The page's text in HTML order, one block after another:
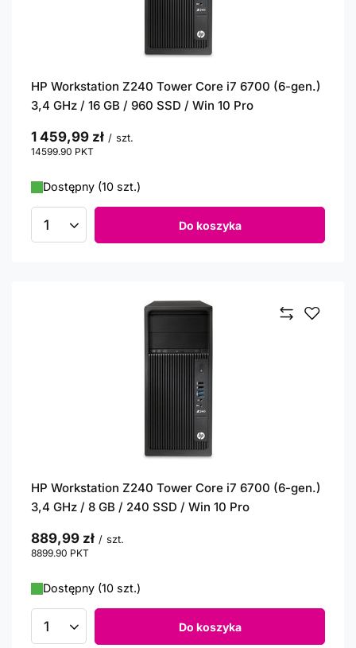
HP Workstation Z240 Tower Core i7 6700 (6-gen.)
3,4 GHz / 16 GB / 960 SSD / Win 10 Pro
1 459,99 zł / szt.
14599.90 PKT
Dostępny (10 szt.)
Ilość produktów Do koszyka
HP Workstation Z240 Tower Core i7 6700 (6-gen.)
3,4 GHz / 8 GB / 240 SSD / Win 10 Pro
889,99 zł / szt.
8899.90 PKT
Dostępny (10 szt.)
Ilość produktów Do koszyka